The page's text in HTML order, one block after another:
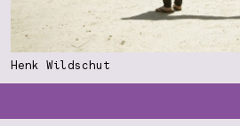
Henk Wildschut